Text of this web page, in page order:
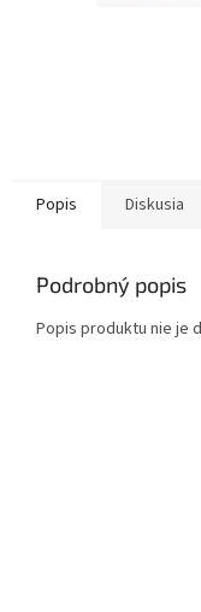
Popis Diskusia
Podrobný popis
Popis produktu nie je